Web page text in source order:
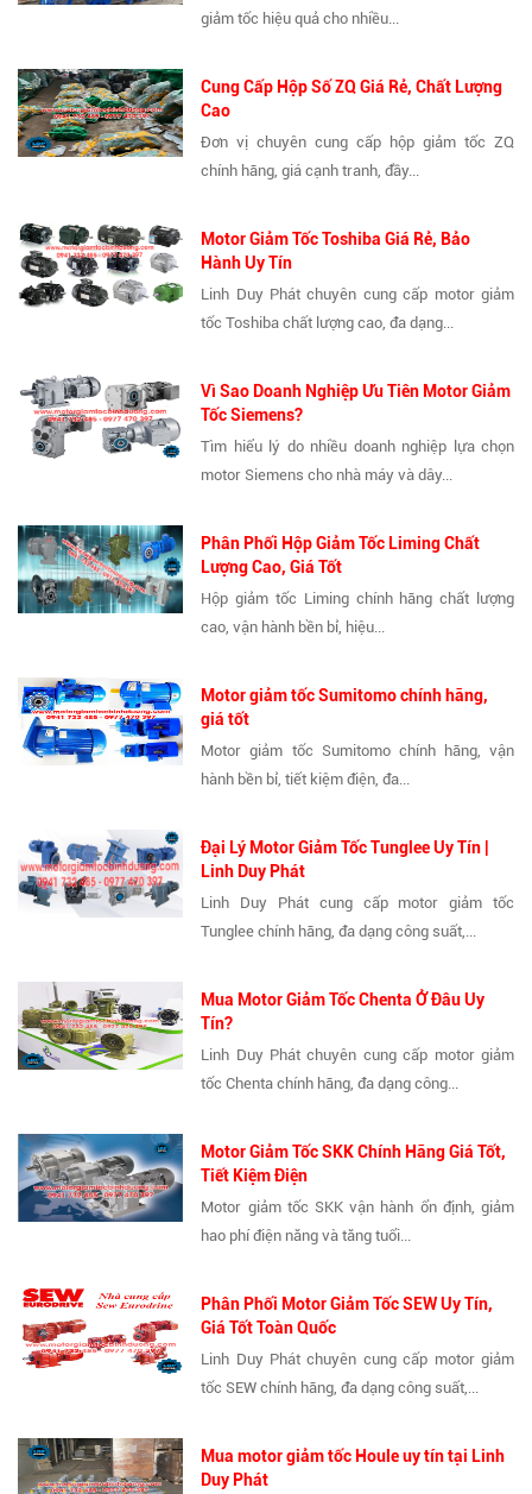
giảm tốc hiệu quả cho nhiều...
Cung Cấp Hộp Số ZQ Giá Rẻ, Chất Lượng
Cao
Đơn vị chuyên cung cấp hộp giảm tốc ZQ
chính hãng, giá cạnh tranh, đầy...
Motor Giảm Tốc Toshiba Giá Rẻ, Bảo
Hành Uy Tín
Linh Duy Phát chuyên cung cấp motor giảm
tốc Toshiba chất lượng cao, đa dạng...
Vì Sao Doanh Nghiệp Ưu Tiên Motor Giảm
Tốc Siemens?
Tìm hiểu lý do nhiều doanh nghiệp lựa chọn
motor Siemens cho nhà máy và dây...
Phân Phối Hộp Giảm Tốc Liming Chất
Lượng Cao, Giá Tốt
Hộp giảm tốc Liming chính hãng chất lượng
cao, vận hành bền bỉ, hiệu...
Motor giảm tốc Sumitomo chính hãng,
giá tốt
Motor giảm tốc Sumitomo chính hãng, vận
hành bền bỉ, tiết kiệm điện, đa...
Đại Lý Motor Giảm Tốc Tunglee Uy Tín |
Linh Duy Phát
Linh Duy Phát cung cấp motor giảm tốc
Tunglee chính hãng, đa dạng công suất,...
Mua Motor Giảm Tốc Chenta Ở Đâu Uy
Tín?
Linh Duy Phát chuyên cung cấp motor giảm
tốc Chenta chính hãng, đa dạng công...
Motor Giảm Tốc SKK Chính Hãng Giá Tốt,
Tiết Kiệm Điện
Motor giảm tốc SKK vận hành ổn định, giảm
hao phí điện năng và tăng tuổi...
Phân Phối Motor Giảm Tốc SEW Uy Tín,
Giá Tốt Toàn Quốc
Linh Duy Phát chuyên cung cấp motor giảm
tốc SEW chính hãng, đa dạng công suất,...
Mua motor giảm tốc Houle uy tín tại Linh
Duy Phát